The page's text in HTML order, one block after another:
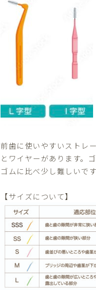
前歯に使いやすいストレ
とワイヤーがあります。
ゴムに比べ少し難しいで
【サイズについて】